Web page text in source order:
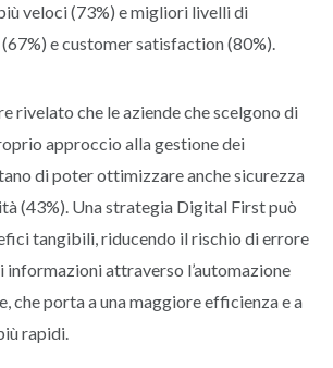
veloci (73%) e migliori livelli di
e customer satisfaction (80%).
rivelato che le aziende che scelgono di
approccio alla gestione dei
di poter ottimizzare anche sicurezza
(43%). Una strategia Digital First può
tangibili, riducendo il rischio di errore
informazioni attraverso l’automazione
che porta a una maggiore efficienza e a
rapidi.